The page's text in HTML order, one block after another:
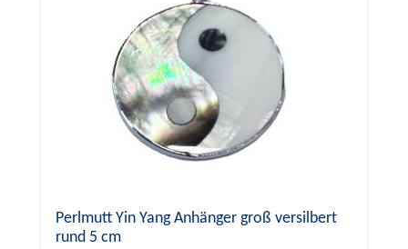
Perlmutt Yin Yang Anhänger groß versilbert
rund 5 cm